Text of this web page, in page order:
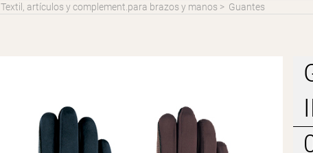
Textil, artículos y complement.para brazos y manos > Guantes